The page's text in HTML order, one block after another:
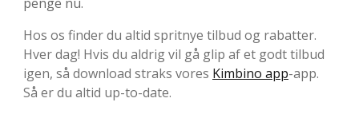
Hos os finder du altid spritnye tilbud og rabatter.
Hver dag! Hvis du aldrig vil gå glip af et godt tilbud
igen, så download straks vores Kimbino app-app.
Så er du altid up-to-date.